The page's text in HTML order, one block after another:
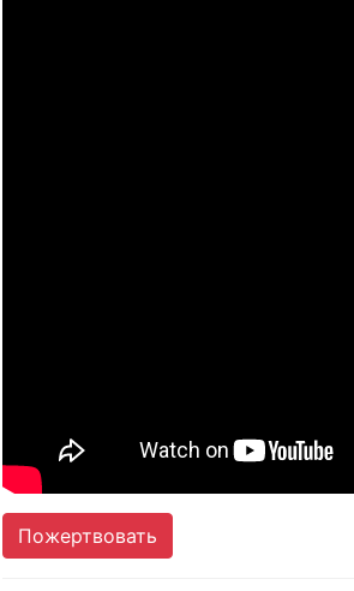
Пожертвовать